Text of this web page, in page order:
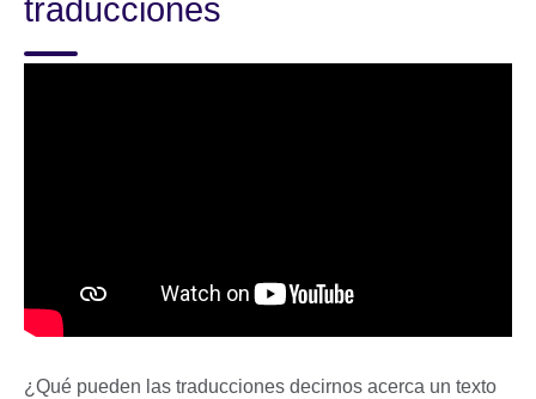
traducciones
¿Qué pueden las traducciones decirnos acerca un texto